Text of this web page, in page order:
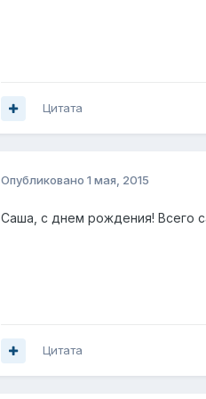
Цитата
Опубликовано 1 мая, 2015
Саша, с днем рождения! Всего
Цитата